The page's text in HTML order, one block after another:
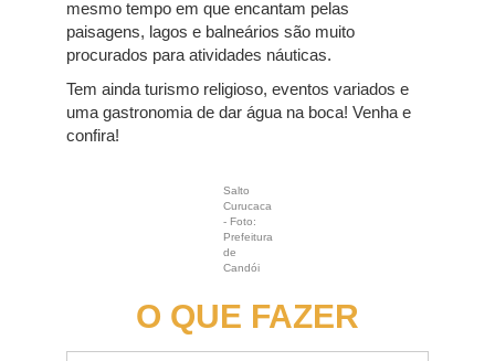
mesmo tempo em que encantam pelas
paisagens, lagos e balneários são muito
procurados para atividades náuticas.
Tem ainda turismo religioso, eventos variados e
uma gastronomia de dar água na boca! Venha e
confira!
Salto
Curucaca
- Foto:
Prefeitura
de
Candói
O QUE FAZER